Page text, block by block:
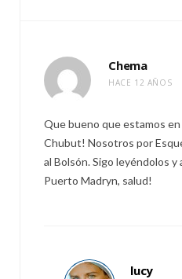
Chema
HACE 12 AÑOS
Que bueno que estamos en
Chubut! Nosotros por
al Bolsón. Sigo leyéndolos
Puerto Madryn, salud!
lucy